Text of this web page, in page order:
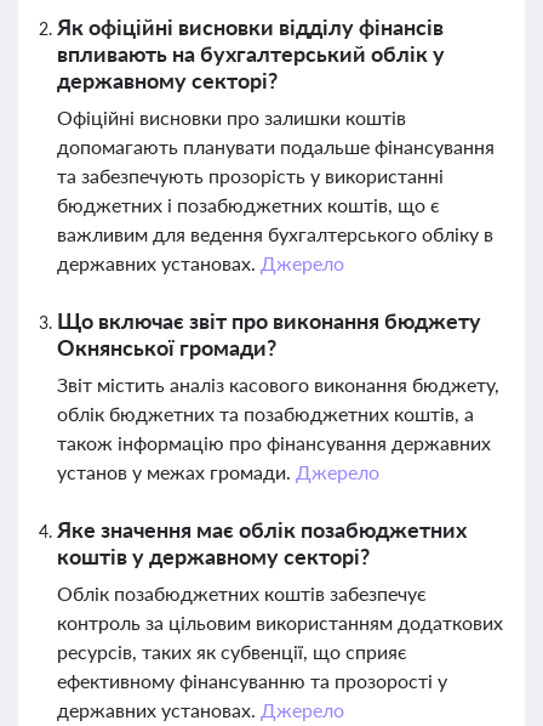
Як офіційні висновки відділу фінансів
впливають на бухгалтерський облік у
державному секторі?
Офіційні висновки про залишки коштів
допомагають планувати подальше фінансування
та забезпечують прозорість у використанні
бюджетних і позабюджетних коштів, що є
важливим для ведення бухгалтерського обліку в
державних установах. Джерело
Що включає звіт про виконання бюджету
Окнянської громади?
Звіт містить аналіз касового виконання бюджету,
облік бюджетних та позабюджетних коштів, а
також інформацію про фінансування державних
установ у межах громади. Джерело
Яке значення має облік позабюджетних
коштів у державному секторі?
Облік позабюджетних коштів забезпечує
контроль за цільовим використанням додаткових
ресурсів, таких як субвенції, що сприяє
ефективному фінансуванню та прозорості у
державних установах. Джерело